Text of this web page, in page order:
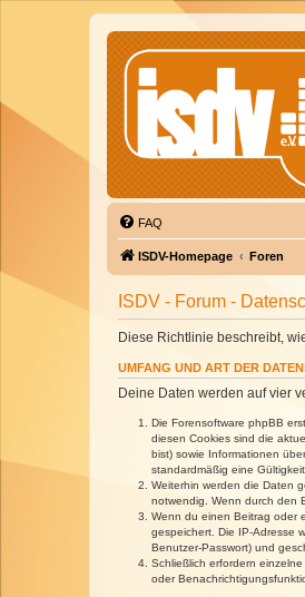
FAQ
ISDV-Homepage Foren
ISDV - Forum -
Diese Richtlinie beschreibt,
UMFANG UND ART DER
Deine Daten werden auf vier
Die Forensoftware phpBB
diesen Cookies sind die
bist) sowie Informationen
standardmäßig eine
Weiterhin werden die Daten
notwendig. Wenn durch den
Wenn du einen Beitrag oder
gespeichert. Die IP-Adresse
Benutzer-Passwort) und
Schließlich erfordern
oder